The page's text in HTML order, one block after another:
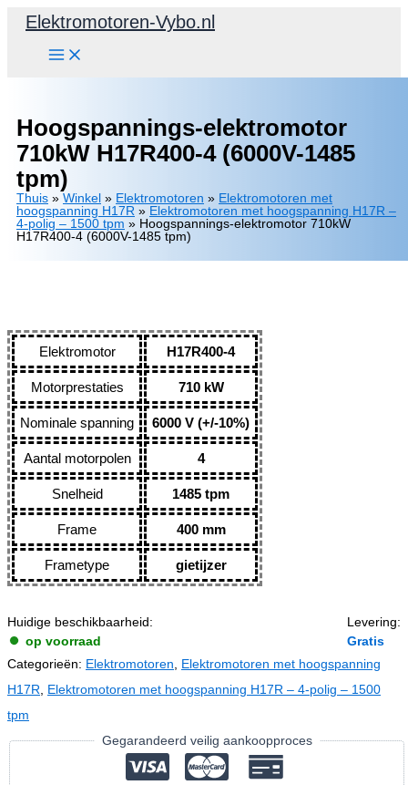
Elektromotoren-Vybo.nl
Hoogspannings-elektromotor
710kW H17R400-4 (6000V-1485
tpm)
Thuis » Winkel » Elektromotoren » Elektromotoren met
hoogspanning H17R » Elektromotoren met hoogspanning H17R –
4-polig – 1500 tpm » Hoogspannings-elektromotor 710kW
H17R400-4 (6000V-1485 tpm)
Elektromotor H17R400-4
Motorprestaties 710 kW
Nominale spanning 6000 V (+/-10%)
Aantal motorpolen 4
Snelheid 1485 tpm
Frame 400 mm
Frametype gietijzer
Huidige beschikbaarheid:
op voorraad
Levering:
Gratis
Categorieën: Elektromotoren
Elektromotoren met hoogspanning
H17R
Elektromotoren met hoogspanning H17R – 4-polig – 1500
tpm
Gegarandeerd veilig aankoopproces